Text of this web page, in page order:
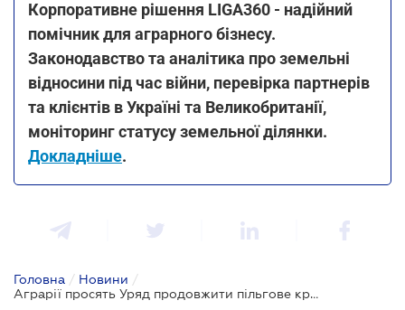
Корпоративне рішення LIGA360 - надійний
помічник для аграрного бізнесу.
Законодавство та аналітика про земельні
відносини під час війни, перевірка партнерів
та клієнтів в Україні та Великобританії,
моніторинг статусу земельної ділянки.
Докладніше.
Головна / Новини /
Аграрії просять Уряд продовжити пільгове кредитування - під загрозою весняна посівна